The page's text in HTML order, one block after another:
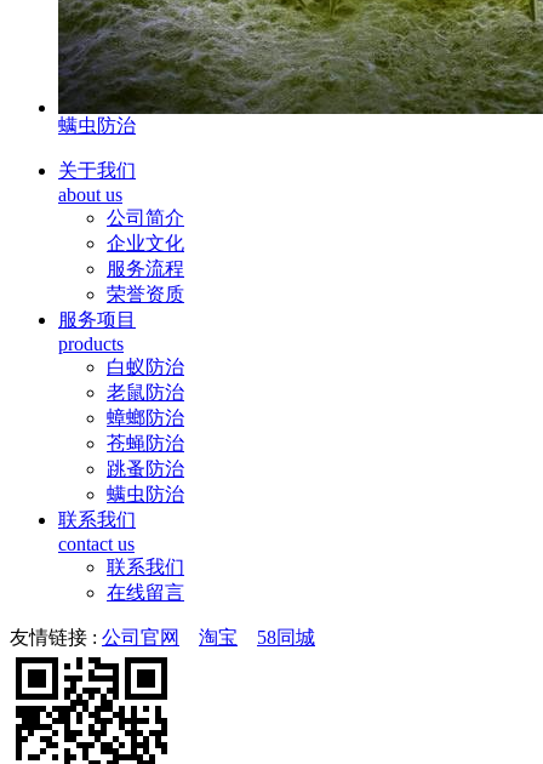
螨虫防治
关于我们
about us
公司简介
企业文化
服务流程
荣誉资质
服务项目
products
白蚁防治
老鼠防治
蟑螂防治
苍蝇防治
跳蚤防治
螨虫防治
联系我们
contact us
联系我们
在线留言
友情链接 : 公司官网 淘宝 58同城